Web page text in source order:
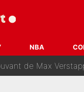
NBA
: Frank McCourt va
: Luis
de Max